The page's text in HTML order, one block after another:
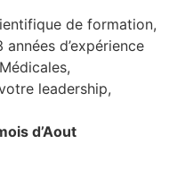
de formation,
d’expérience
leadership,
d’Aout